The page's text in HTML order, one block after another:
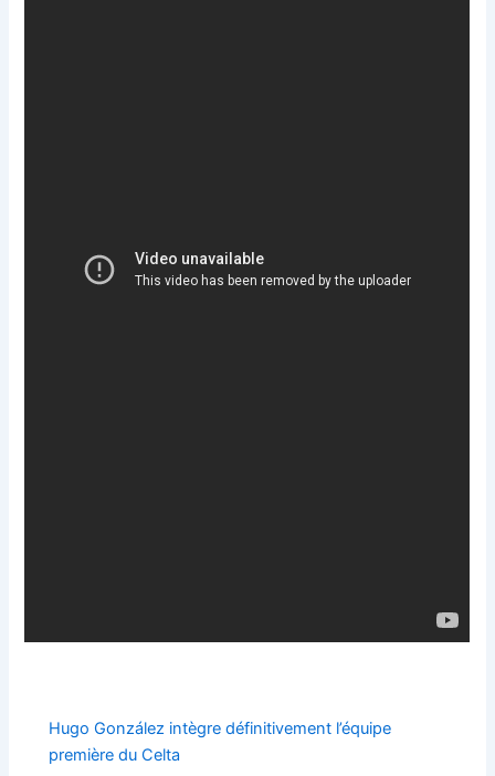
Hugo González intègre définitivement l’équipe
première du Celta